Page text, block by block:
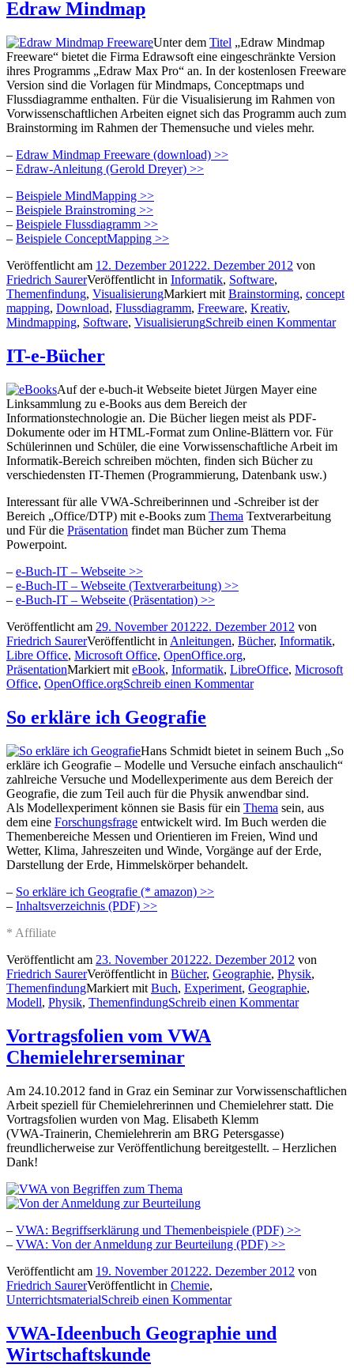
Edraw Mindmap
Unter dem Titel „Edraw Mindmap
Freeware“ bietet die Firma Edrawsoft eine eingeschränkte Version
ihres Programms „Edraw Max Pro“ an. In der kostenlosen Freeware
Version sind die Vorlagen für Mindmaps, Conceptmaps und
Flussdiagramme enthalten. Für die Visualisierung im Rahmen von
Vorwissenschaftlichen Arbeiten eignet sich das Programm auch zum
Brainstorming im Rahmen der Themensuche und vieles mehr.
– Edraw Mindmap Freeware (download) >>
– Edraw-Anleitung (Gerold Dreyer) >>
– Beispiele MindMapping >>
– Beispiele Brainstroming >>
– Beispiele Flussdiagramm >>
– Beispiele ConceptMapping >>
Veröffentlicht am 12. Dezember 201222. Dezember 2012 von
Friedrich SaurerVeröffentlicht in Informatik, Software,
Themenfindung, VisualisierungMarkiert mit Brainstorming, concept
mapping, Download, Flussdiagramm, Freeware, Kreativ,
Mindmapping, Software, VisualisierungSchreib einen Kommentar
IT-e-Bücher
Auf der e-buch-it Webseite bietet Jürgen Mayer eine
Linksammlung zu e-Books aus dem Bereich der
Informationstechnologie an. Die Bücher liegen meist als PDF-
Dokumente oder im HTML-Format zum Online-Blättern vor. Für
Schülerinnen und Schüler, die eine Vorwissenschaftliche Arbeit im
Informatik-Bereich schreiben möchten, finden sich Bücher zu
verschiedensten IT-Themen (Programmierung, Datenbank usw.)
Interessant für alle VWA-Schreiberinnen und -Schreiber ist der
Bereich „Office/DTP) mit e-Books zum Thema Textverarbeitung
und Für die Präsentation findet man Bücher zum Thema
Powerpoint.
– e-Buch-IT – Webseite >>
– e-Buch-IT – Webseite (Textverarbeitung) >>
– e-Buch-IT – Webseite (Präsentation) >>
Veröffentlicht am 29. November 201222. Dezember 2012 von
Friedrich SaurerVeröffentlicht in Anleitungen, Bücher, Informatik,
Libre Office, Microsoft Office, OpenOffice.org,
PräsentationMarkiert mit eBook, Informatik, LibreOffice, Microsoft
Office, OpenOffice.orgSchreib einen Kommentar
So erkläre ich Geografie
Hans Schmidt bietet in seinem Buch „So
erkläre ich Geografie – Modelle und Versuche einfach anschaulich“
zahlreiche Versuche und Modellexperimente aus dem Bereich der
Geografie, die zum Teil auch für die Physik anwendbar sind.
Als Modellexperiment können sie Basis für ein Thema sein, aus
dem eine Forschungsfrage entwickelt wird. Im Buch werden die
Themenbereiche Messen und Orientieren im Freien, Wind und
Wetter, Klima, Jahreszeiten und Winde, Vorgänge auf der Erde,
Darstellung der Erde, Himmelskörper behandelt.
– So erkläre ich Geografie (* amazon) >>
– Inhaltsverzeichnis (PDF) >>
* Affiliate
Veröffentlicht am 23. November 201222. Dezember 2012 von
Friedrich SaurerVeröffentlicht in Bücher, Geographie, Physik,
ThemenfindungMarkiert mit Buch, Experiment, Geographie,
Modell, Physik, ThemenfindungSchreib einen Kommentar
Vortragsfolien vom VWA
Chemielehrerseminar
Am 24.10.2012 fand in Graz ein Seminar zur Vorwissenschaftlichen
Arbeit speziell für Chemielehrerinnen und Chemielehrer statt. Die
Vortragsfolien wurden von Mag. Elisabeth Klemm
(VWA-Trainerin, Chemielehrerin am BRG Petersgasse)
freundlicherweise zur Veröffentlichung bereitgestellt. – Herzlichen
Dank!
– VWA: Begriffserklärung und Themenbeispiele (PDF) >>
– VWA: Von der Anmeldung zur Beurteilung (PDF) >>
Veröffentlicht am 19. November 201222. Dezember 2012 von
Friedrich SaurerVeröffentlicht in Chemie,
UnterrichtsmaterialSchreib einen Kommentar
VWA-Ideenbuch Geographie und
Wirtschaftskunde